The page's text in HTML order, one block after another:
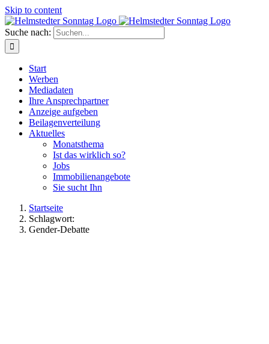
Skip to content
Suche nach:
Start
Werben
Mediadaten
Ihre Ansprechpartner
Anzeige aufgeben
Beilagenverteilung
Aktuelles
Monatsthema
Ist das wirklich so?
Jobs
Immobilienangebote
Sie sucht Ihn
Startseite
Schlagwort:
Gender-Debatte